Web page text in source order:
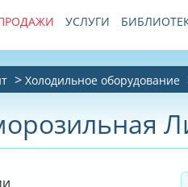
УСЛУГИ
Холодильное оборудование